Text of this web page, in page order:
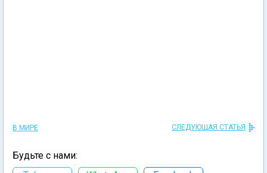
В МИРЕ СЛЕДУЮЩАЯ СТАТЬЯ
Будьте с нами: